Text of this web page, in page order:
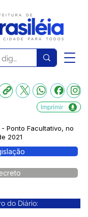
Imprimir
Ponto Facultativo, no
2021
do Diário: